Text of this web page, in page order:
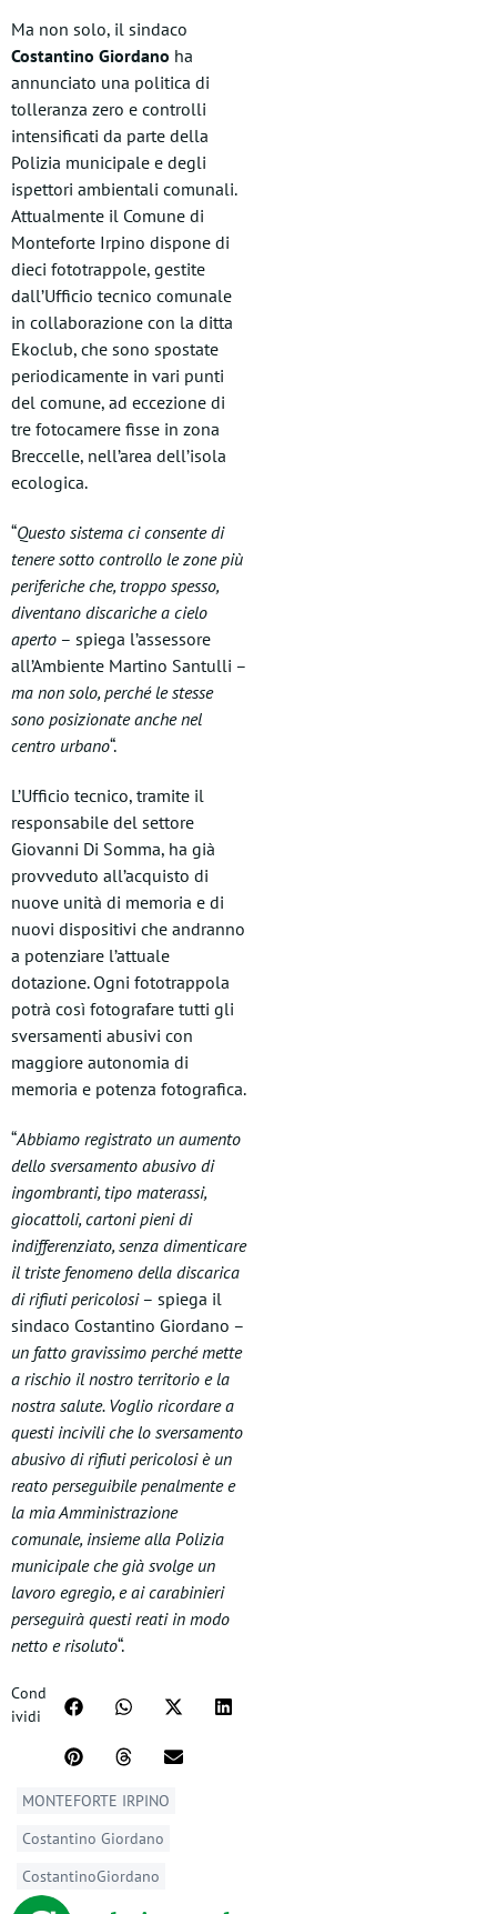
Ma non solo, il sindaco
Costantino Giordano ha
annunciato una politica di
tolleranza zero e controlli
intensificati da parte della
Polizia municipale e degli
ispettori ambientali comunali.
Attualmente il Comune di
Monteforte Irpino dispone di
dieci fototrappole, gestite
dall’Ufficio tecnico comunale
in collaborazione con la ditta
Ekoclub, che sono spostate
periodicamente in vari punti
del comune, ad eccezione di
tre fotocamere fisse in zona
Breccelle, nell’area dell’isola
ecologica.
“Questo sistema ci consente di
tenere sotto controllo le zone più
periferiche che, troppo spesso,
diventano discariche a cielo
aperto – spiega l’assessore
all’Ambiente Martino Santulli –
ma non solo, perché le stesse
sono posizionate anche nel
centro urbano“.
L’Ufficio tecnico, tramite il
responsabile del settore
Giovanni Di Somma, ha già
provveduto all’acquisto di
nuove unità di memoria e di
nuovi dispositivi che andranno
a potenziare l’attuale
dotazione. Ogni fototrappola
potrà così fotografare tutti gli
sversamenti abusivi con
maggiore autonomia di
memoria e potenza fotografica.
“Abbiamo registrato un aumento
dello sversamento abusivo di
ingombranti, tipo materassi,
giocattoli, cartoni pieni di
indifferenziato, senza dimenticare
il triste fenomeno della discarica
di rifiuti pericolosi– spiega il
sindaco Costantino Giordano –
un fatto gravissimo perché mette
a rischio il nostro territorio e la
nostra salute. Voglio ricordare a
questi incivili che lo sversamento
abusivo di rifiuti pericolosi è un
reato perseguibile penalmente e
la mia Amministrazione
comunale, insieme alla Polizia
municipale che già svolge un
lavoro egregio, e ai carabinieri
perseguirà questi reati in modo
netto e risoluto“.
Cond
ividi
MONTEFORTE IRPINO
Costantino Giordano
CostantinoGiordano